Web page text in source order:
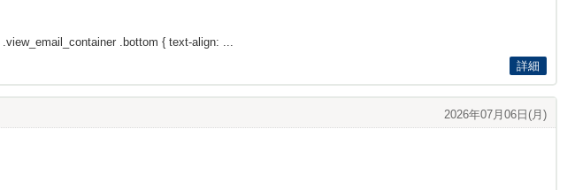
.bottom { text-align: ...
詳細
2026年07月06日(月)